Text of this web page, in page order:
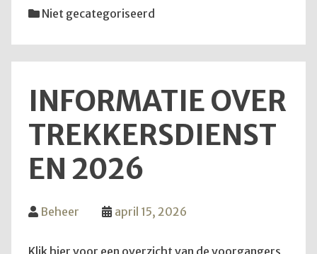
Niet gecategoriseerd
INFORMATIE OVER
TREKKERSDIENST
EN 2026
Beheer april 15, 2026